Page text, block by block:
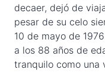
decaer, dejó de
pesar de su celo
10 de mayo de
a los 88 años de
tranquilo como una